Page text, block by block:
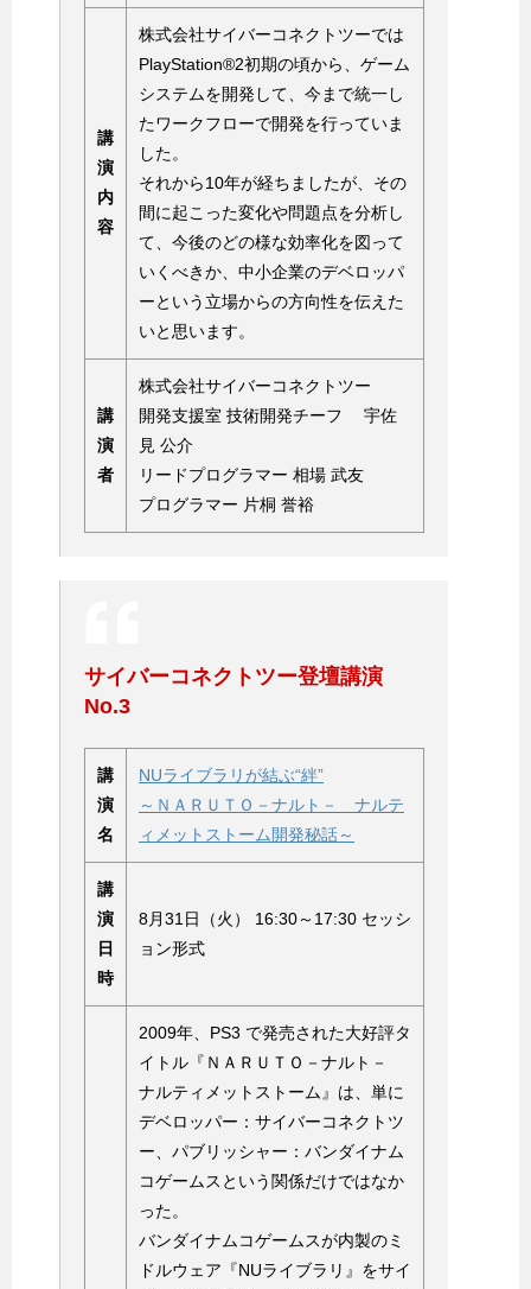
講
演
内
容
株式会社サイバーコネクトツーでは
PlayStation®2初期の頃から、ゲーム
システムを開発して、今まで統一し
たワークフローで開発を行っていま
した。
それから10年が経ちましたが、その
間に起こった変化や問題点を分析し
て、今後のどの様な効率化を図って
いくべきか、中小企業のデベロッパ
ーという立場からの方向性を伝えた
いと思います。
講
演
者
株式会社サイバーコネクトツー
開発支援室 技術開発チーフ 宇佐
見 公介
リードプログラマー 相場 武友
プログラマー 片桐 誉裕
サイバーコネクトツー登壇講演
No.3
講
演
名
NUライブラリが結ぶ“絆”
～ＮＡＲＵＴＯ－ナルト－ ナルテ
ィメットストーム開発秘話～
講
演
日
時
8月31日（火） 16:30～17:30 セッシ
ョン形式
2009年、PS3 で発売された大好評タ
イトル『ＮＡＲＵＴＯ－ナルト－
ナルティメットストーム』は、単に
デベロッパー：サイバーコネクトツ
ー、パブリッシャー：バンダイナム
コゲームスという関係だけではなか
った。
バンダイナムコゲームスが内製のミ
ドルウェア『NUライブラリ』をサイ